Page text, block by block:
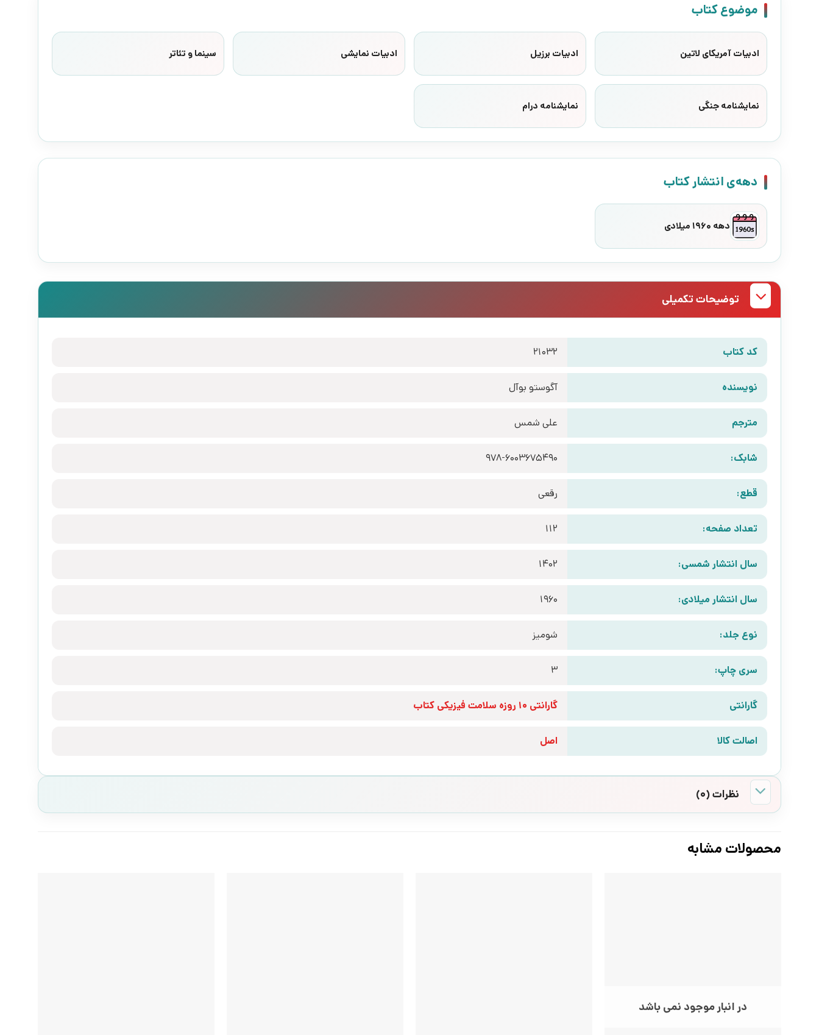
موضوع کتاب
ادبیات آمریکای لاتین ادبیات برزیل ادبیات نمایشی سینما و تئاتر
نمایشنامه جنگی نمایشنامه درام
دهه‌ی انتشار کتاب
دهه 1960 میلادی
توضیحات تکمیلی
کد کتاب 21032
نویسنده آگوستو بوآل
مترجم علی شمس
شابک: 978-6003675490
قطع: رقعی
تعداد صفحه: 112
سال انتشار شمسی: 1402
سال انتشار میلادی: 1960
نوع جلد: شومیز
سری چاپ: 3
گارانتی گارانتی 10 روزه سلامت فیزیکی کتاب
اصالت کالا اصل
نظرات (0)
محصولات مشابه
در انبار موجود نمی باشد